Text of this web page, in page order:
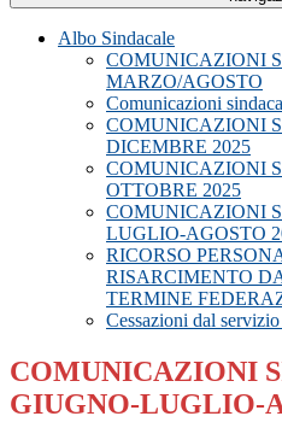
Albo Sindacale
COMUNICAZIONI
MARZO/AGOSTO
Comunicazioni
COMUNICAZIONI
DICEMBRE 2025
COMUNICAZIONI
OTTOBRE 2025
COMUNICAZIONI
LUGLIO-AGOSTO
RICORSO
RISARCIMENTO
TERMINE
Cessazioni dal
COMUNICAZIONI
GIUGNO-LUGLIO-